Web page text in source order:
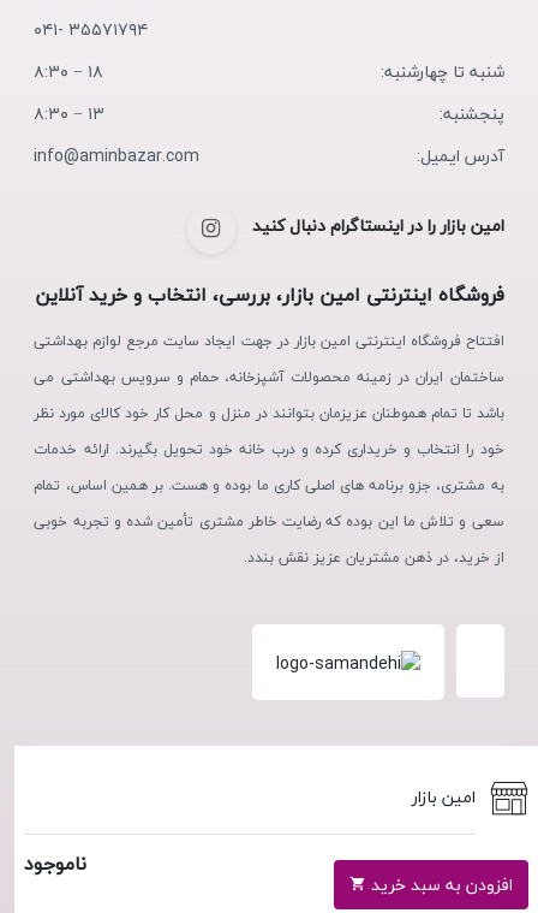
امین بازار
ناموجود
افزودن به سبد خرید
۳۵۵۷۱۷۹۴ -۰۴۱
شنبه تا چهارشنبه:
۱۸ − ۸:۳۰
پنجشنبه:
۱۳ − ۸:۳۰
آدرس ایمیل:
info@aminbazar.com
امین بازار را در اینستاگرام دنبال کنید
فروشگاه اینترنتی امین بازار، بررسی، انتخاب و خرید آنلاین
افتتاح فروشگاه اینترنتی امین بازار در جهت ایجاد سایت مرجع لوازم بهداشتی
ساختمان ایران در زمینه محصولات آشپزخانه، حمام و سرویس بهداشتی می
باشد تا تمام هموطنان عزیزمان بتوانند در منزل و محل کار خود کالای مورد نظر
خود را انتخاب و خریداری کرده و درب خانه خود تحویل بگیرند. ارائه خدمات
به مشتری، جزو برنامه های اصلی کاری ما بوده و هست. بر همین اساس، تمام
سعی و تلاش ما این بوده که رضایت خاطر مشتری تأمین شده و تجربه خوبی
از خرید، در ذهن مشتریان عزیز نقش بندد.
استفاده از مطالب فروشگاه اینترنتی امین بازار فقط برای مقاصد غیرتجاری و
با ذکر منبع بلامانع است. کلیه حقوق این سایت متعلق به فروشگاه آنلاین
امین بازار می‌باشد.